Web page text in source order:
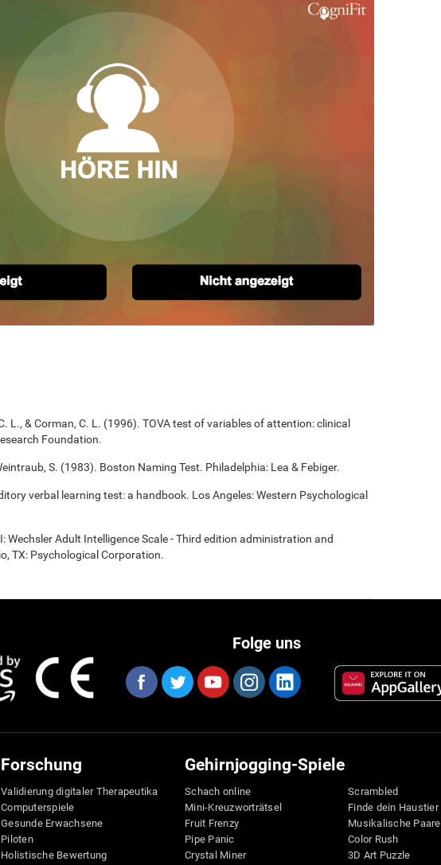
L., & Corman, C. L. (1996). TOVA test of variables of attention: clinical
Foundation.
S. (1983). Boston Naming Test. Philadelphia: Lea & Febiger.
verbal learning test: a handbook. Los Angeles: Western Psychological
Wechsler Adult Intelligence Scale - Third edition administration and
TX: Psychological Corporation.
Folge uns
Forschung
Validierung digitaler Therapeutika
Computerspiele
Gesunde Erwachsene
Piloten
Holistische Bewertung
Gehirnjogging-Spiele
Schach online
Mini-Kreuzworträtsel
Fruit Frenzy
Pipe Panic
Crystal Miner
Scrambled
Finde dein Haustier
Musikalische Paare
Color Rush
3D Art Puzzle